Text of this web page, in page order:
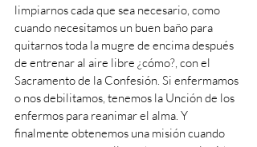
limpiarnos cada que sea necesario, como
cuando necesitamos un buen baño para
quitarnos toda la mugre de encima después
de entrenar al aire libre ¿cómo?, con el
Sacramento de la Confesión. Si enfermamos
o nos debilitamos, tenemos la Unción de los
enfermos para reanimar el alma. Y
finalmente obtenemos una misión cuando